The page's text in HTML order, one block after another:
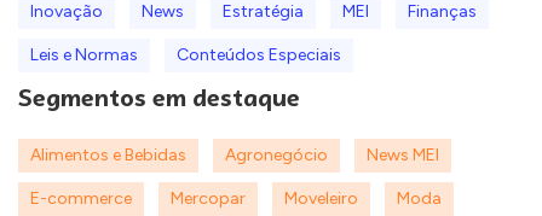
Inovação News Estratégia MEI Finanças
Leis e Normas Conteúdos Especiais
Segmentos em destaque
Alimentos e Bebidas Agronegócio News MEI
E-commerce Mercopar Moveleiro Moda